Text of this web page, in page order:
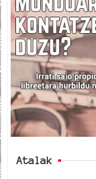
c
e
b
o
o
i
t
t
e
Atalak